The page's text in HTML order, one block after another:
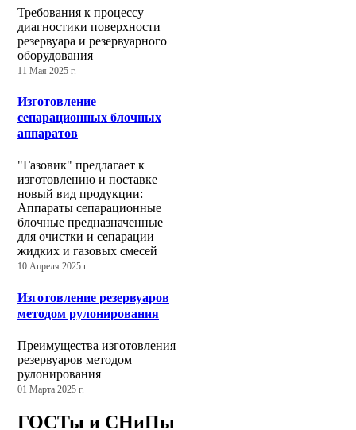
Требования к процессу
диагностики поверхности
резервуара и резервуарного
оборудования
11 Мая 2025 г.
Изготовление
сепарационных блочных
аппаратов
"Газовик" предлагает к
изготовлению и поставке
новый вид продукции:
Аппараты сепарационные
блочные предназначенные
для очистки и сепарации
жидких и газовых смесей
10 Апреля 2025 г.
Изготовление резервуаров
методом рулонирования
Преимущества изготовления
резервуаров методом
рулонирования
01 Марта 2025 г.
ГОСТы и СНиПы